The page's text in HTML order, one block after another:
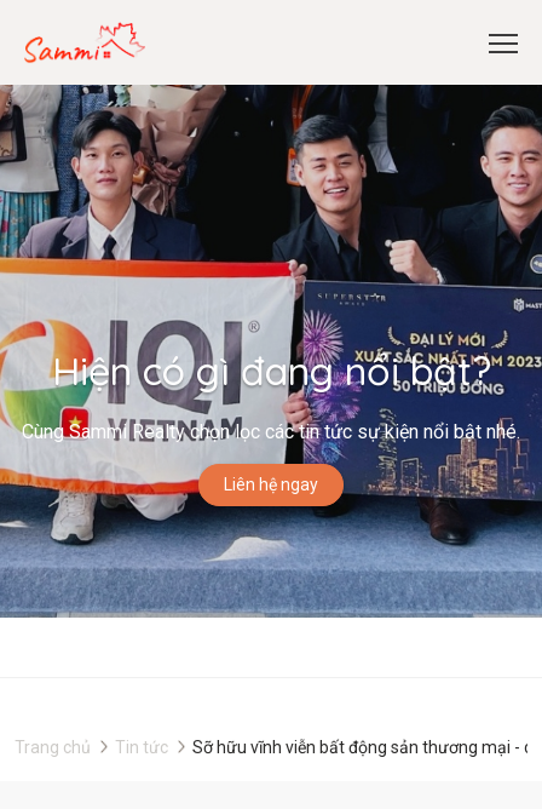
Hiện có gì đang nổi bật?
Cùng Sammi Realty chọn lọc các tin tức sự kiện nổi bật nhé.
Liên hệ ngay
Trang chủ Tin tức Sỡ hữu vĩnh viễn bất động sản thương mại -